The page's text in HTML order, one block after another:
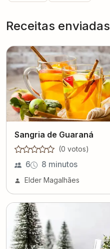
Receitas enviadas
Sangria de Guaraná
(0 votos)
6 8 minutos
Elder Magalhães